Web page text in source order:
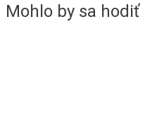
Mohlo by sa hodiť